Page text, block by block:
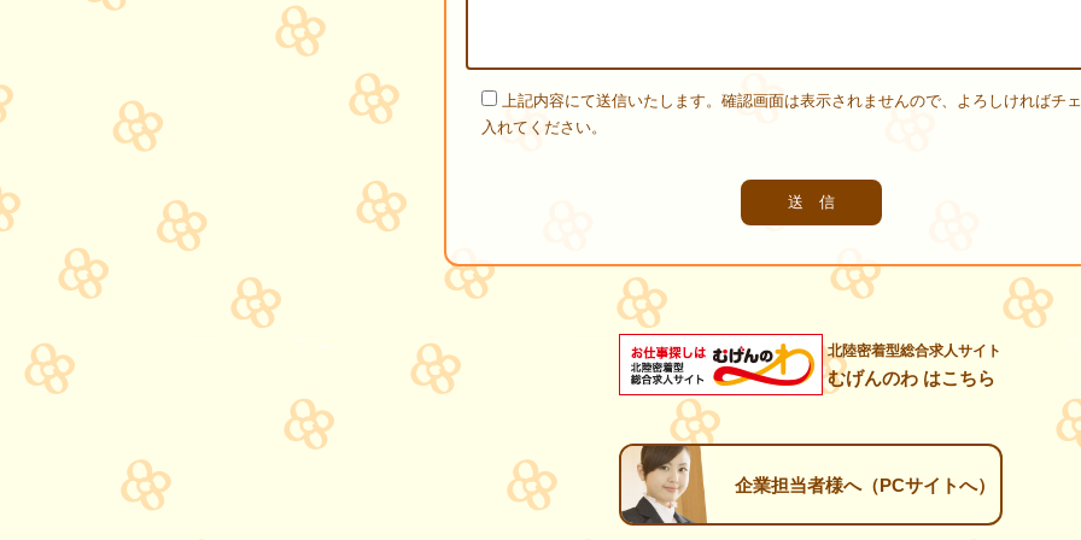
上記内容にて送信いたします。確認画面は表示されませんので、よろしければチ
入れてください。
北陸密着型総合求人サイト
むげんのわ はこちら
企業担当者様へ（PCサイトへ）